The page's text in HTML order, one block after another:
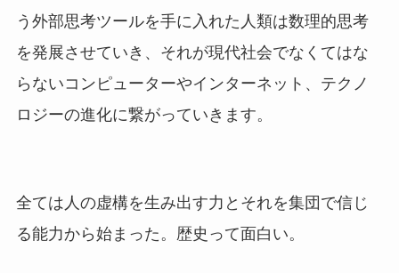
う外部思考ツールを手に入れた人類は数理的思考
を発展させていき、それが現代社会でなくてはな
らないコンピューターやインターネット、テクノ
ロジーの進化に繋がっていきます。
全ては人の虚構を生み出す力とそれを集団で信じ
る能力から始まった。歴史って面白い。